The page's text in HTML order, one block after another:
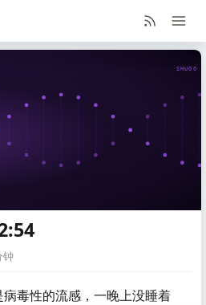
SHUGO
钟
毒性的流感，一晚上没睡着